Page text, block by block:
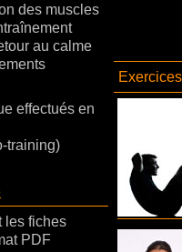
des muscles
au calme
effectués en
training)
les fiches
PDF